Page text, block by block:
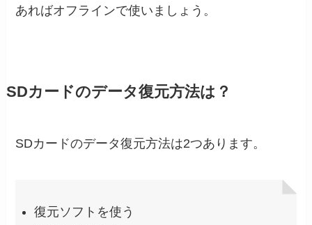
あればオフラインで使いましょう。
SDカードのデータ復元方法は？
SDカードのデータ復元方法は2つあります。
復元ソフトを使う